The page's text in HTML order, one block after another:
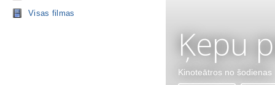
Visas filmas
Ķepu
Kinoteātros no šodienas